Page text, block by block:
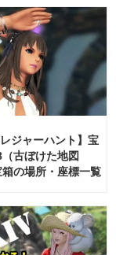
レジャーハント】宝
古ぼけた地図
の場所・座標一覧